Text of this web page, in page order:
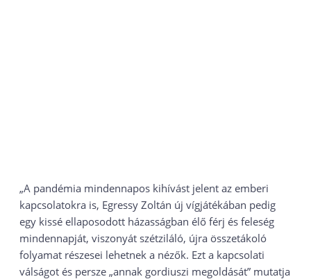
„A pandémia mindennapos kihívást jelent az emberi
kapcsolatokra is, Egressy Zoltán új vígjátékában pedig
egy kissé ellaposodott házasságban élő férj és feleség
mindennapját, viszonyát szétziláló, újra összetákoló
folyamat részesei lehetnek a nézők. Ezt a kapcsolati
válságot és persze „annak gordiuszi megoldását” mutatja